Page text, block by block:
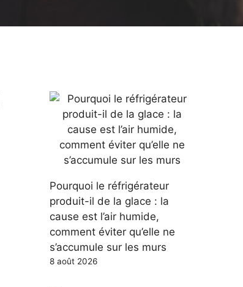
Pourquoi le réfrigérateur
produit-il de la glace : la
cause est l’air humide,
comment éviter qu’elle ne
s’accumule sur les murs
8 août 2026